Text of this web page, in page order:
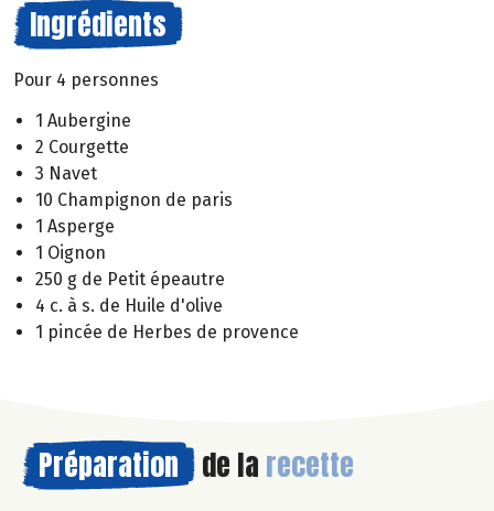
Ingrédients
Pour 4 personnes
1 Aubergine
2 Courgette
3 Navet
10 Champignon de paris
1 Asperge
1 Oignon
250 g de Petit épeautre
4 c. à s. de Huile d'olive
1 pincée de Herbes de provence
Préparation de la recette